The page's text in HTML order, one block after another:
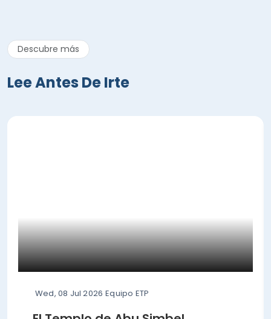
Descubre más
Lee Antes De Irte
Wed, 08 Jul 2026 Equipo ETP